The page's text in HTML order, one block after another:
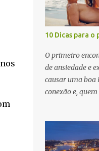
10 Dicas para
O primeiro
de ansiedade e
causar uma boa
conexão e,
um sucesso. 1.